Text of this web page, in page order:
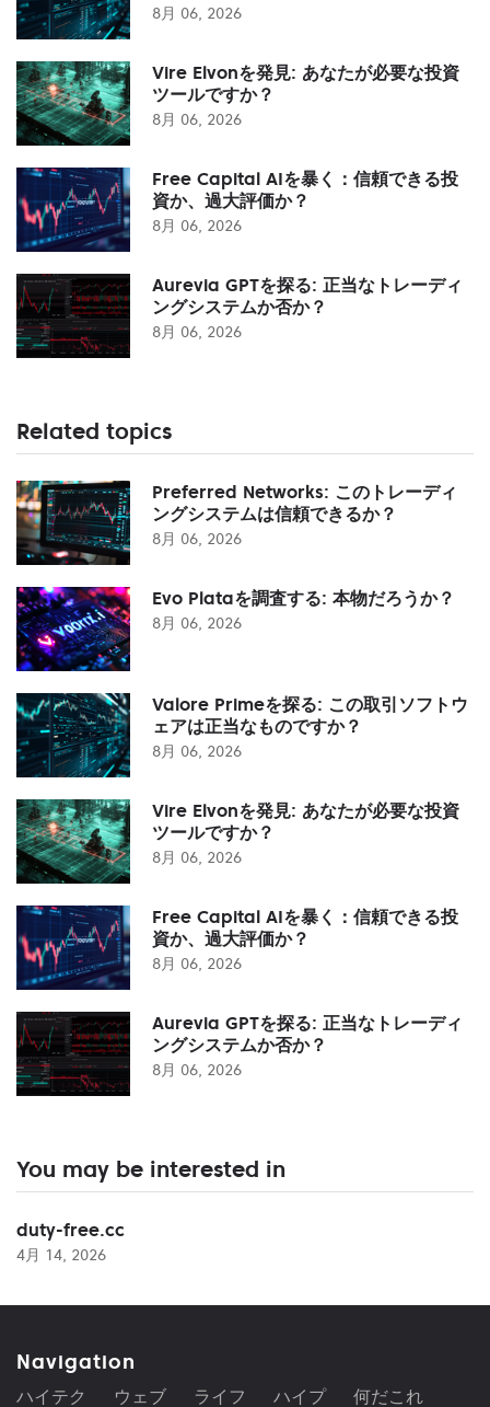
8月 06, 2026
Vire Elvonを発見: あなたが必要な投資
ツールですか？
8月 06, 2026
Free Capital AIを暴く：信頼できる投
資か、過大評価か？
8月 06, 2026
Aurevia GPTを探る: 正当なトレーディ
ングシステムか否か？
8月 06, 2026
Related topics
Preferred Networks: このトレーディ
ングシステムは信頼できるか？
8月 06, 2026
Evo Plataを調査する: 本物だろうか？
8月 06, 2026
Valore Primeを探る: この取引ソフトウ
ェアは正当なものですか？
8月 06, 2026
Vire Elvonを発見: あなたが必要な投資
ツールですか？
8月 06, 2026
Free Capital AIを暴く：信頼できる投
資か、過大評価か？
8月 06, 2026
Aurevia GPTを探る: 正当なトレーディ
ングシステムか否か？
8月 06, 2026
You may be interested in
duty-free.cc
4月 14, 2026
Navigation
ハイテク ウェブ ライフ ハイプ 何だこれ